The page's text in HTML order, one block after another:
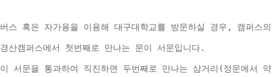
버스 혹은 자가용을 이용해 대구대학교를 방문하실 경우, 캠퍼스
경산캠퍼스에서 첫번째로 만나는 문이 서문입니다.
이 서문을 통과하여 직진하면 두번째로 만나는 삼거리(정문에서